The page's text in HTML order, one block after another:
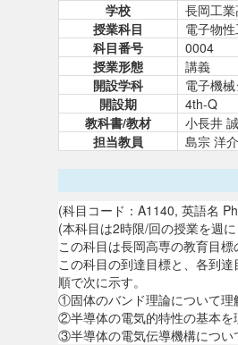
学校
長岡工
授業科目
電子物
科目番号
0004
授業形態
講義
開設学科
電子機
開設期
4th-Q
教科書/教材
小長井
担当教員
島宗 洋介
(科目コード：A1140, 英語名
(本科目は2時限/回の授業を週
この科目は長岡高専の教育目標
この科目の到達目標と、各到
順で次に示す。
①固体のバンド理論について理
②半導体の電気的特性の基本を
③半導体の電気伝導機構につい